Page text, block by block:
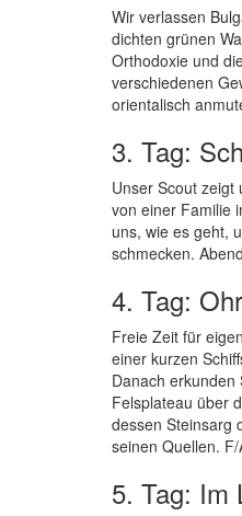
Wir verlassen
dichten grünen
Orthodoxie und
verschiedenen
orientalisch
3. Tag:
Unser Scout zeigt
von einer Familie
uns, wie es geht,
schmecken.
4. Tag:
Freie Zeit für
einer kurzen
Danach
Felsplateau über
dessen Steinsarg
seinen Quellen. F/
5. Tag: Im